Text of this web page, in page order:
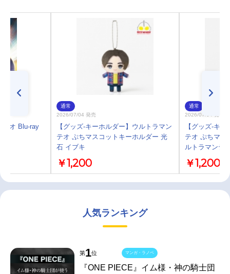
テオ Blu-ray
通常
2026/07/04 発売
【グッズ-キーホルダー】ウルトラマン
テオ ぷちマスコットキーホルダー 光
石 イブキ
￥1,200
通常
2026/07/04 発売
【グッズ-キ
テオ ぷちマス
ルトラマンテ
￥1,200
人気ランキング
第1位
『ONE PIECE』イム様・神の騎士団
マンガ・ラノベ